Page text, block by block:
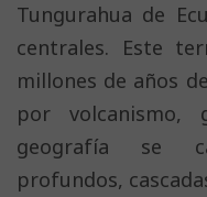
Tungurahua de
centrales. Este
millones de años
por volcanismo,
geografía se
profundos,